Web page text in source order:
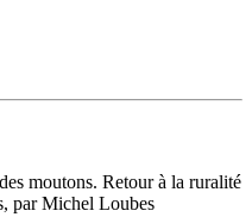
moutons. Retour à la ruralité
par Michel Loubes